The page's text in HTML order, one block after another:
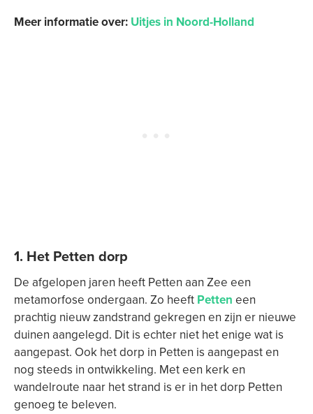
Meer informatie over: Uitjes in Noord-Holland
1. Het Petten dorp
De afgelopen jaren heeft Petten aan Zee een
metamorfose ondergaan. Zo heeft Petten een
prachtig nieuw zandstrand gekregen en zijn er nieuwe
duinen aangelegd. Dit is echter niet het enige wat is
aangepast. Ook het dorp in Petten is aangepast en
nog steeds in ontwikkeling. Met een kerk en
wandelroute naar het strand is er in het dorp Petten
genoeg te beleven.